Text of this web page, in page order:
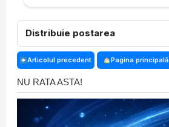
Distribuie postarea
Articolul precedent Pagina principală